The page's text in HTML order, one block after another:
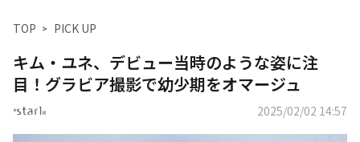
TOP PICK UP
キム・ユネ、デビュー当時のような姿に注
目！グラビア撮影で幼少期をオマージュ
2025/02/02 14:57